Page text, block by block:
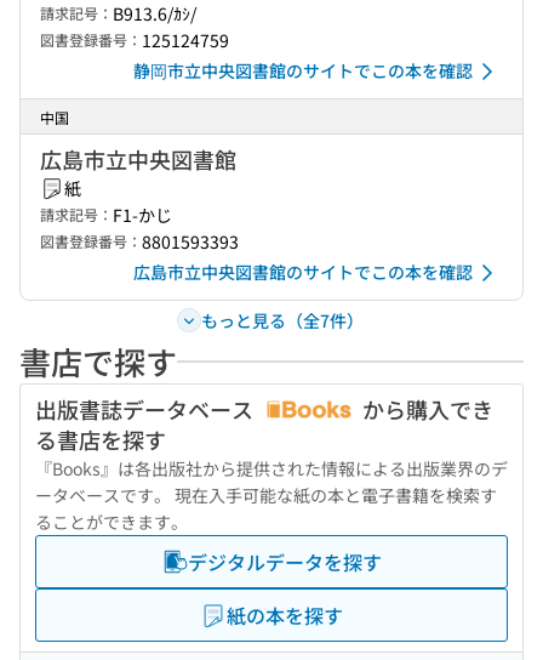
請求記号： B913.6/ｶｼ/
図書登録番号： 125124759
静岡市立中央図書館のサイトでこの本を確認
中国
広島市立中央図書館
紙
請求記号： F1-かじ
図書登録番号： 8801593393
広島市立中央図書館のサイトでこの本を確認
もっと見る（全7件）
書店で探す
出版書誌データベース
から購入でき
る書店を探す
『Books』は各出版社から提供された情報による出版業界のデ
ータベースです。 現在入手可能な紙の本と電子書籍を検索す
ることができます。
デジタルデータを探す
紙の本を探す